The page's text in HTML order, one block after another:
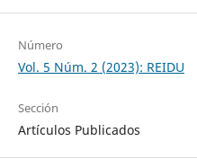
Número
Vol. 5 Núm. 2 (2023): REIDU
Sección
Artículos Publicados